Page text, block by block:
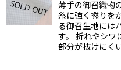
薄手の御召織物
糸に強く撚りを
る御召生地には
す。 折れやシワ
部分が抜けにく